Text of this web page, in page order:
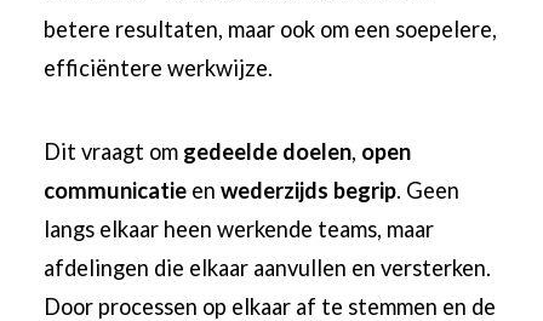
betere resultaten, maar ook om een soepelere,
efficiëntere werkwijze.
Dit vraagt om gedeelde doelen, open
communicatie enwederzijds begrip. Geen
langs elkaar heen werkende teams, maar
afdelingen die elkaar aanvullen en versterken.
Door processen op elkaar af te stemmen en de